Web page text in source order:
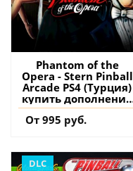
Phantom of the
Opera - Stern Pinball
Arcade PS4 (Турция)
купить дополнение
на аккаунт
От 995 руб.
DLC